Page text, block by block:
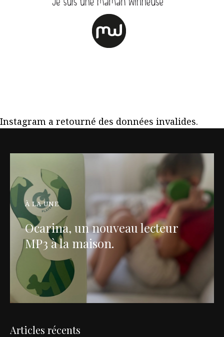
Instagram a retourné des données invalides.
À LA UNE
Ocarina, un nouveau lecteur
MP3 à la maison.
Articles récents